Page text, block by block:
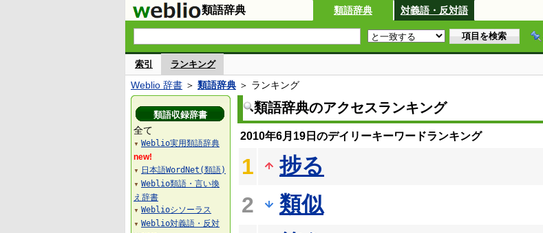
類語辞典 類語辞典 対義語・反対語
索引 ランキング
Weblio 辞書 ＞ 類語辞典 ＞ ランキング
類語辞典のアクセスランキング
2010年6月19日のデイリーキーワードランキング
1
捗る
2
類似
類語収録辞書
全て
▼ Weblio実用類語辞典
new!
▼ 日本語WordNet(類語)
▼ Weblio類語・言い換
え辞書
▼ Weblioシソーラス
▼ Weblio対義語・反対